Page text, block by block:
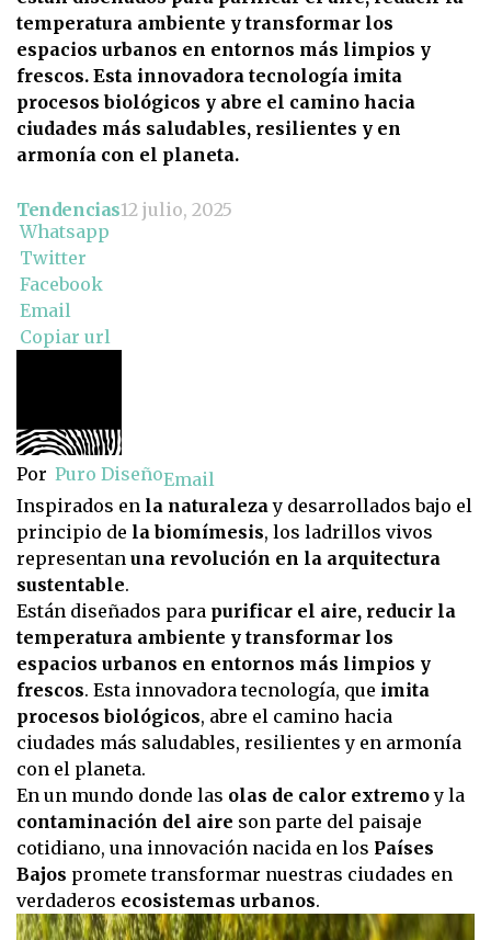
temperatura ambiente y transformar los
espacios urbanos en entornos más limpios y
frescos. Esta innovadora tecnología imita
procesos biológicos y abre el camino hacia
ciudades más saludables, resilientes y en
armonía con el planeta.
Tendencias12 julio, 2025
Whatsapp
Twitter
Facebook
Email
Copiar url
Por Puro DiseñoEmail
Inspirados en la naturalezay desarrollados bajo el
principio de la biomímesis, los ladrillos vivos
representan una revolución en la arquitectura
sustentable.
Están diseñados para purificar el aire, reducir la
temperatura ambiente y transformar los
espacios urbanos en entornos más limpios y
frescos. Esta innovadora tecnología, que imita
procesos biológicos, abre el camino hacia
ciudades más saludables, resilientes y en armonía
con el planeta.
En un mundo donde las olas de calor extremoy la
contaminación del aire son parte del paisaje
cotidiano, una innovación nacida en los Países
Bajos promete transformar nuestras ciudades en
verdaderos ecosistemas urbanos.